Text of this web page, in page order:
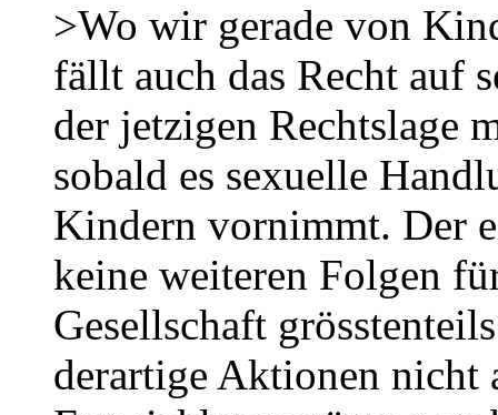
>Wo wir gerade von
fällt auch das Recht auf
der jetzigen Rechtslage
sobald es sexuelle
Kindern vornimmt. Der
keine weiteren Folgen
Gesellschaft
derartige Aktionen nicht